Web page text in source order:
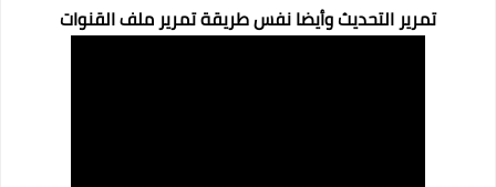
تمرير التحديث وأيضا نفس طريقة تمرير ملف القنوات